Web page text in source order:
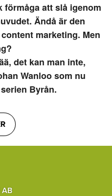
förmåga att slå igenom
Ändå är den
marketing. Men
det kan man inte,
Wanloo som nu
Byrån.
AB